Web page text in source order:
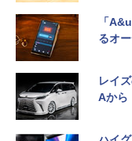
「
るオ
レイ
Aから